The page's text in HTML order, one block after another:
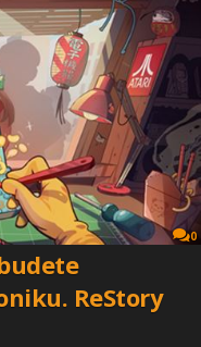
0
ReStory